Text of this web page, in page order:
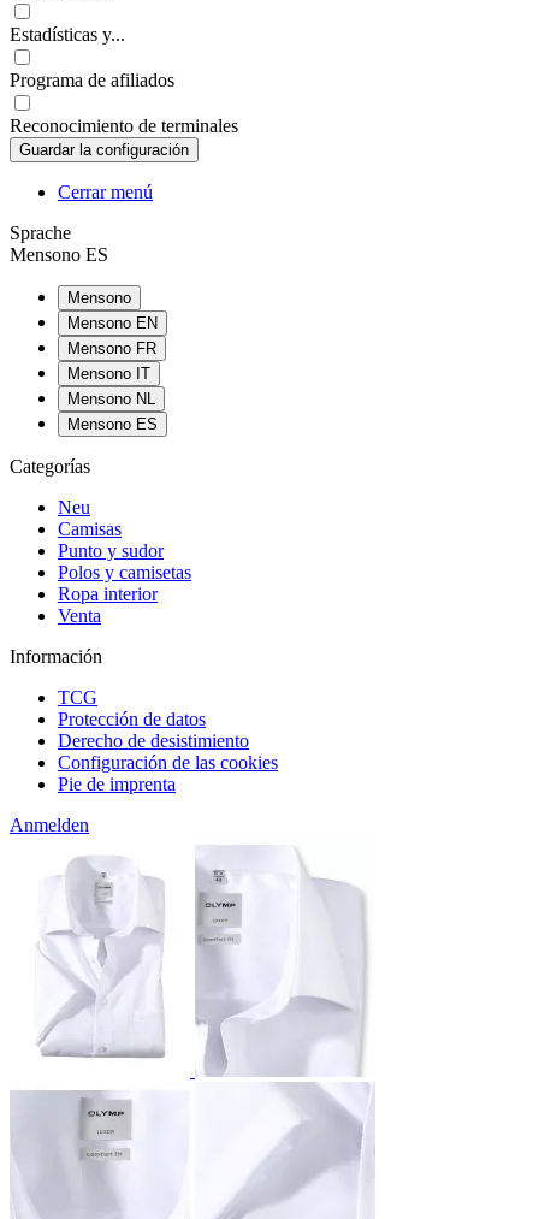
Estadísticas y...
Programa de afiliados
Reconocimiento de terminales
Cerrar menú
Sprache
Mensono ES
Mensono
Mensono EN
Mensono FR
Mensono IT
Mensono NL
Mensono ES
Categorías
Neu
Camisas
Punto y sudor
Polos y camisetas
Ropa interior
Venta
Información
TCG
Protección de datos
Derecho de desistimiento
Configuración de las cookies
Pie de imprenta
Anmelden